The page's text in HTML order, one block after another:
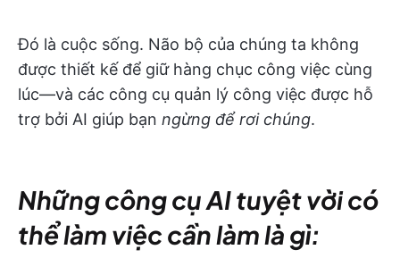
Đó là cuộc sống. Não bộ của chúng ta không
được thiết kế để giữ hàng chục công việc cùng
lúc—và các công cụ quản lý công việc được hỗ
trợ bởi AI giúp bạn ngừng để rơi chúng.
Những công cụ AI tuyệt vời có
thể làm việc cần làm là gì: